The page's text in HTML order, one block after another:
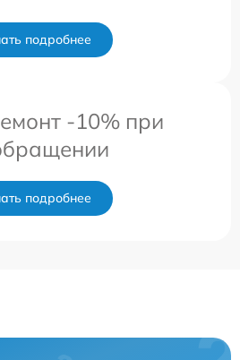
подробнее
-10% при
подробнее